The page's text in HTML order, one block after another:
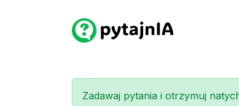
Zadawaj pytania i otrzymuj